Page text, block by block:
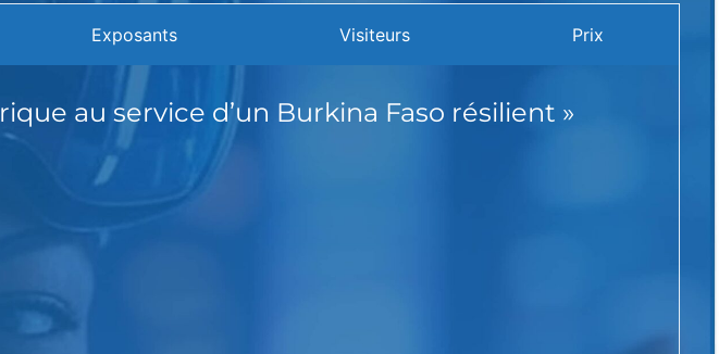
Exposants Visiteurs Prix
au service d’un Burkina Faso résilient »